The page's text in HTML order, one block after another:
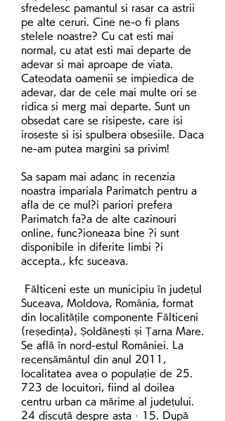
sfredelesc pamantul si rasar ca astrii
pe alte ceruri. Cine ne-o fi plans
stelele noastre? Cu cat esti mai
normal, cu atat esti mai departe de
adevar si mai aproape de viata.
Cateodata oamenii se impiedica de
adevar, dar de cele mai multe ori se
ridica si merg mai departe. Sunt un
obsedat care se risipeste, care isi
iroseste si isi spulbera obsesiile. Daca
ne-am putea margini sa privim!
Sa sapam mai adanc in recenzia
noastra impariala Parimatch pentru a
afla de ce mul?i pariori prefera
Parimatch fa?a de alte cazinouri
online, func?ioneaza bine ?i sunt
disponibile in diferite limbi ?i
accepta., kfc suceava.
Suceava, Moldova, România, format
din localitățile componente Fălticeni
(reședința), Șoldănești și Țarna Mare.
Se află în nord-estul României. La
recensământul din anul 2011,
localitatea avea o populație de 25.
723 de locuitori, fiind al doilea
centru urban ca mărime al județului.
24 discută despre asta · 15. După